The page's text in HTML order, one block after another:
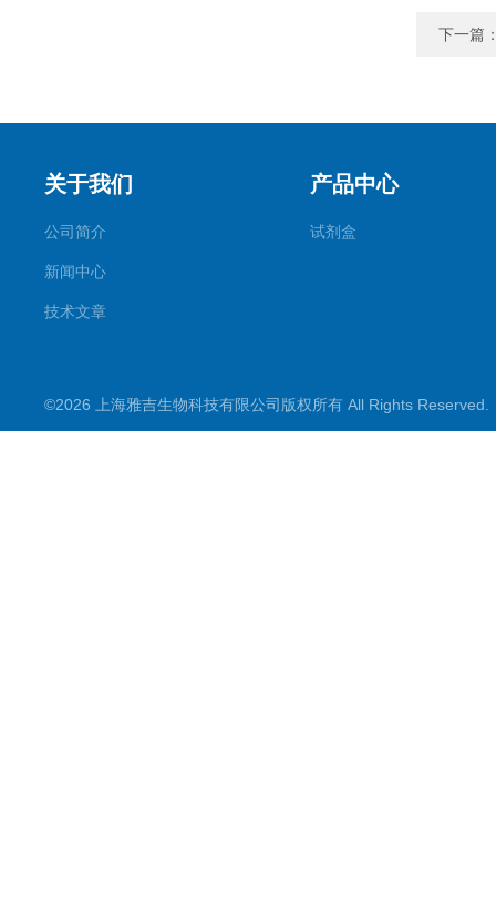
下一篇
关于我们
公司简介
新闻中心
技术文章
产品中心
试剂盒
©2026 上海雅吉生物科技有限公司版权所有 All Rights